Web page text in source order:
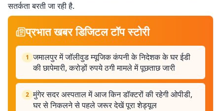
सतर्कता बरती जा रही है.
प्रभात खबर डिजिटल टॉप स्टोरी
1 जमालपुर में जॉलीवुड म्यूजिक कंपनी के निदेशक के घर ईडी
की छापेमारी, करोड़ों रुपये ठगी मामले में पूछताछ जारी
2 मुंगेर सदर अस्पताल में आज किन डॉक्टरों की रहेगी ओपीडी,
घर से निकलने से पहले जरूर देखें पूरा शेड्यूल